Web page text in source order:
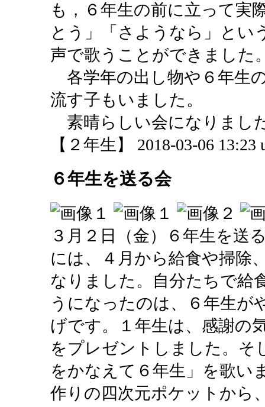
も，６年生の前に立って実
とう」「さようなら」とい
声で歌うことができました
各学年の出し物や６年生
流す子もいました。
素晴らしい会になりまし
【２年生】 2018-03-06 13:23
６年生を送る会
３月２日（金）６年生を送
には、４月から給食や掃除
なりました。自分たちで給
うになったのは、６年生が
げです。１年生は、感謝の
をプレゼントしました。そ
をかなえて６年生」を歌い
作りの四次元ポケットから